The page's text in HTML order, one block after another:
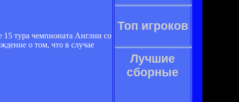
15 тура чемпионата Англии со
о том, что в случае
Топ игроков
Лучшие
сборные